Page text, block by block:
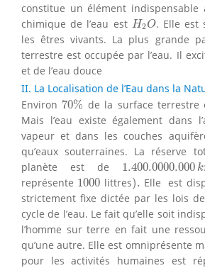
constitue un élément indispensable
chimique de l’eau est H2O
H2O. Elle est
les êtres vivants. La plus grande
terrestre est occupée par l’eau. Il
et de l’eau douce
II. La Localisation de l’Eau dans la
Environ 70%
70% de la surface terrestre
Mais l’eau existe également dans
vapeur et dans les couches
qu’eaux souterraines. La réserve
planète est de 1.400.0000.000 k
représente 1000
1000littres).
). Elle est
strictement fixe dictée par les lois
cycle de l’eau. Le fait qu’elle soit
l’homme sur terre en fait une
qu’une autre. Elle est omniprésente
pour les activités humaines est